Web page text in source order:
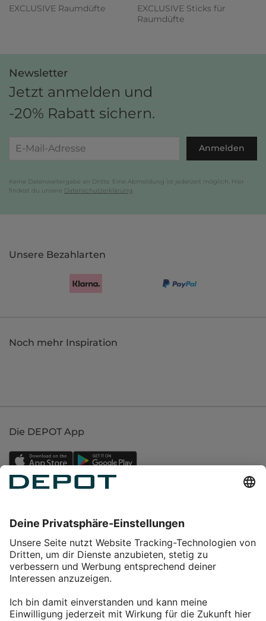
EXCLUSIVE Raumdüfte
EXCLUSIVE Sticks für
Raumdüfte
Newsletter
Jetzt anmelden und
-20% Rabatt sichern.
Anmelden
Keine Datenweitergabe an Dritte. Eine Abmeldung ist jederzeit möglich. Hier
findest du unsere Datenschutzerklärung
Unsere Bezahlarten
Noch mehr Inspiration
Die DEPOT App
Service
Über DEPOT
Kontakt